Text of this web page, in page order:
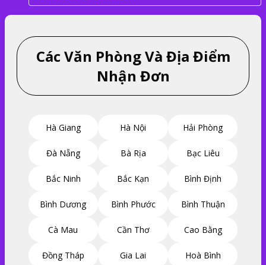
Các Văn Phòng Và Địa Điểm
Nhận Đơn
Hà Giang Hà Nội Hải Phòng
Đà Nẵng Bà Rịa Bạc Liêu
Bắc Ninh Bắc Kạn Bình Định
Bình Dương Bình Phước Bình Thuận
Cà Mau Cần Thơ Cao Bằng
Đồng Tháp Gia Lai Hoà Bình